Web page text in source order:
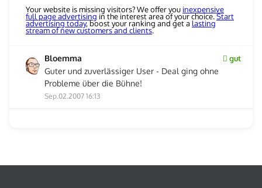
Your website is missing visitors? We offer you inexpensive
full page advertising in the interest area of your choice.Start
advertising today, boost your ranking and get a lasting
stream of new customers and clients.
Bloemma gut
Guter und zuverlässiger User - Deal ging ohne
Probleme über die Bühne!
Sep.02.2007 16:13